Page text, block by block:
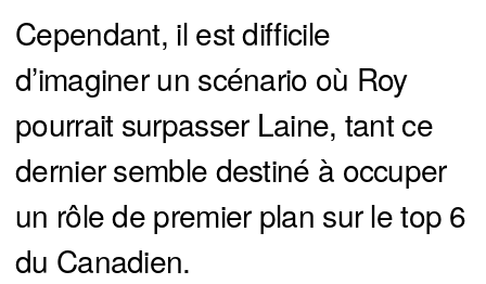
Cependant, il est difficile
d’imaginer un scénario où Roy
pourrait surpasser Laine, tant ce
dernier semble destiné à occuper
un rôle de premier plan sur le top 6
du Canadien.